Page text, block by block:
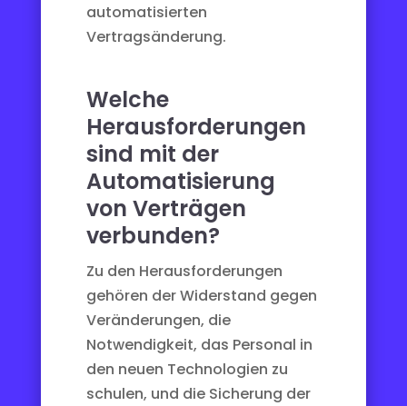
automatisierten
Vertragsänderung.
Welche
Herausforderungen
sind mit der
Automatisierung
von Verträgen
verbunden?
Zu den Herausforderungen
gehören der Widerstand gegen
Veränderungen, die
Notwendigkeit, das Personal in
den neuen Technologien zu
schulen, und die Sicherung der